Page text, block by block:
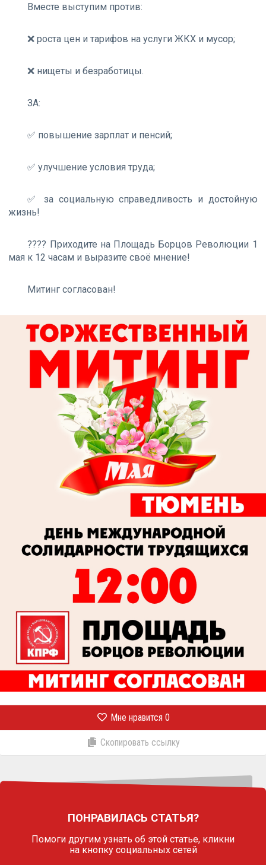
Вместе выступим против:
❌ роста цен и тарифов на услуги ЖКХ и мусор;
❌ нищеты и безработицы.
ЗА:
✅ повышение зарплат и пенсий;
✅ улучшение условия труда;
✅ за социальную справедливость и достойную
жизнь!
???? Приходите на Площадь Борцов Революции 1
мая к 12 часам и выразите своё мнение!
Митинг согласован!
Мне нравится 0
Скопировать ссылку
ПОНРАВИЛАСЬ СТАТЬЯ?
Помоги другим узнать об этой статье, кликни
на кнопку социальных сетей